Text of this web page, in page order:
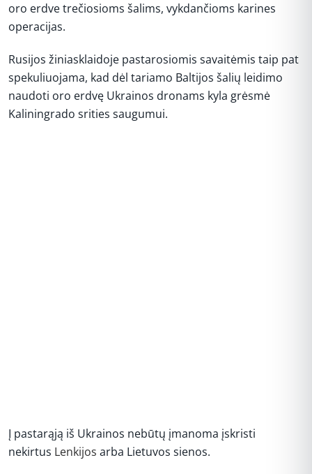
oro erdve trečiosioms šalims, vykdančioms karines
operacijas.
Rusijos žiniasklaidoje pastarosiomis savaitėmis taip pat
spekuliuojama, kad dėl tariamo Baltijos šalių leidimo
naudoti oro erdvę Ukrainos dronams kyla grėsmė
Kaliningrado srities saugumui.
Į pastarąją iš Ukrainos nebūtų įmanoma įskristi
nekirtus Lenkijos arba Lietuvos sienos.